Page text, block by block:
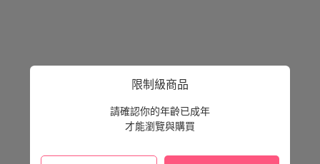
限制級商品
請確認你的年齡已成年
才能瀏覽與購買